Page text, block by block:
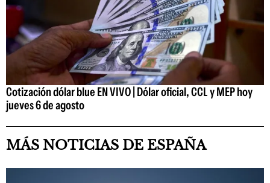
Cotización dólar blue EN VIVO | Dólar oficial, CCL y MEP hoy
jueves 6 de agosto
MÁS NOTICIAS DE ESPAÑA